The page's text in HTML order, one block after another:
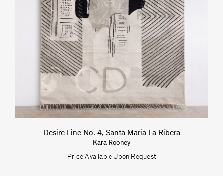
Desire Line No. 4, Santa Maria La Ribera
Kara Rooney
Price Available Upon Request